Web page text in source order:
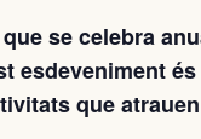
se celebra
esdeveniment
que